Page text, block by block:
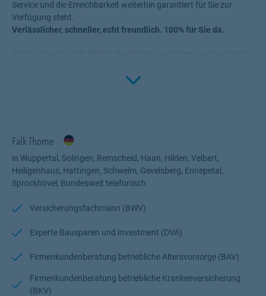
Service und die Erreichbarkeit weiterhin garantiert für Sie zur
Verfügung steht.
Verlässlicher, schneller, echt freundlich. 100% für Sie da.
leicht, den passenden Berater zu finden. Doch bei mir - das
Mittelpunkt
. Ihre Bedürfnisse, Wünsche und Ziele geben mir den
Auch für Gewerbekunden ist die Barmenia erster Ansprechpartner
in der Region mit individuellen Konzepten für Ihr Unternehmen und
Altersvorsorge BAV sowie auch der betrieblichen
alle Fragen rund um das Thema Versicherung und Vorsorge.
Ich bin für Sie da.
Click to
Falk Thome
in Wuppertal, Solingen, Remscheid, Haan, Hilden, Velbert,
Heiligenhaus, Hattingen, Schwelm, Gevelsberg, Ennepetal,
Sprockhövel, Bundesweit telefonisch
Versicherungsfachmann (BWV)
Experte Bausparen und Investment (DVA)
Firmenkundenberatung betriebliche Altersvorsorge (BAV)
Firmenkundenberatung betriebliche Krankenversicherung
(BKV)